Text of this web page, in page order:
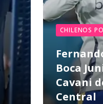
CHILENOS
Boca
Cavani
Central